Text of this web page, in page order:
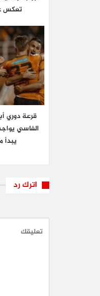
تعكس
قرعة دوري
الفاسي
يبدأ
اترك رد